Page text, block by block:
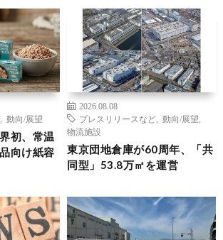
動向/展望
初、常温
向け紙容
2026.08.08
プレスリリースなど
動向/展望
物流施設
東京団地倉庫が60周年、「共
同型」53.8万㎡を運営